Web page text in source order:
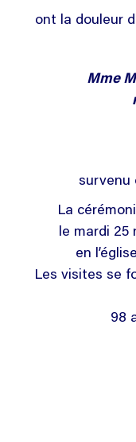
ont la douleur
Mme
survenu
La
le mardi 25
en
Les visites se
98